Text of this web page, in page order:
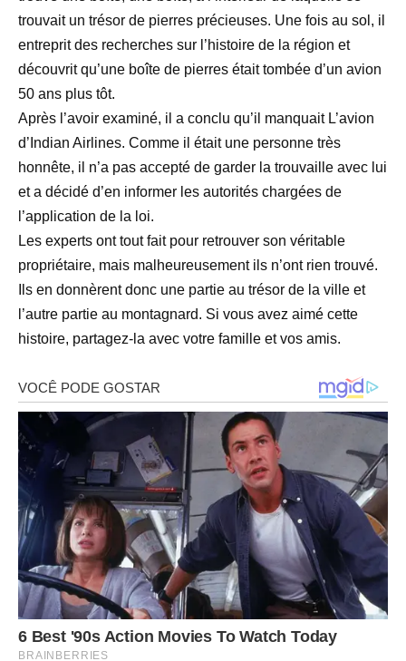
trouvait un trésor de pierres précieuses. Une fois au sol, il
entreprit des recherches sur l’histoire de la région et
découvrit qu’une boîte de pierres était tombée d’un avion
50 ans plus tôt.
Après l’avoir examiné, il a conclu qu’il manquait L’avion
d’Indian Airlines. Comme il était une personne très
honnête, il n’a pas accepté de garder la trouvaille avec lui
et a décidé d’en informer les autorités chargées de
l’application de la loi.
Les experts ont tout fait pour retrouver son véritable
propriétaire, mais malheureusement ils n’ont rien trouvé.
Ils en donnèrent donc une partie au trésor de la ville et
l’autre partie au montagnard. Si vous avez aimé cette
histoire, partagez-la avec votre famille et vos amis.